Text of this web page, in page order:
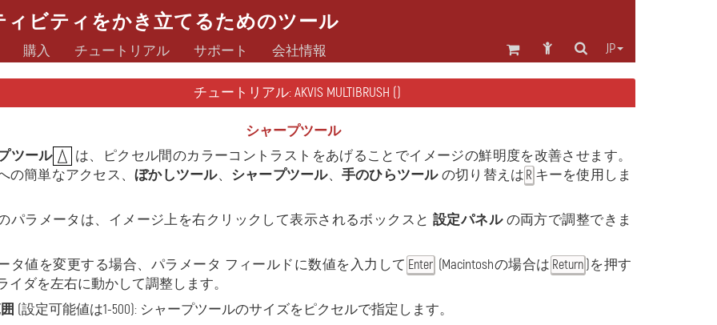
ィビティをかき立てるためのツール
JP
購入 チュートリアル サポート 会社情報
チュートリアル: AKVIS MULTIBRUSH ()
シャープツール
ツール
は、ピクセル間のカラーコントラストをあげることでイメージの鮮明度を改善させます。
の簡単なアクセス、ぼかしツール、 シャープツール、 手のひらツールの切り替えは R キーを使用しま
パラメータは、イメージ上を右クリックして表示されるボックスと 設定パネルの両方で調整できま
タ値を変更する場合、パラメータ フィールドに数値を入力して Enter (Macintoshの場合は Return )を押す
イダを左右に動かして調整します。
(設定可能値は1-500): シャープツールのサイズをピクセルで指定します。